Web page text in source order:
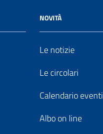
NOVITÀ
Le notizie
Le circolari
Calendario eventi
Albo on line